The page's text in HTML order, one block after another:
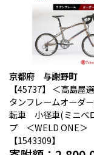
松阪市（三
多気町（三重
湖南市（滋賀
東近江市（滋
与謝野町（京
泉佐野市（大
阪南市（大
神戸市（兵庫
三木市（兵庫
京都府 与謝野町
【45737】
＜高島屋
タンフレームオーダ
転車 小径車(ミニベ
プ ＜WELD ONE＞
【1543309】